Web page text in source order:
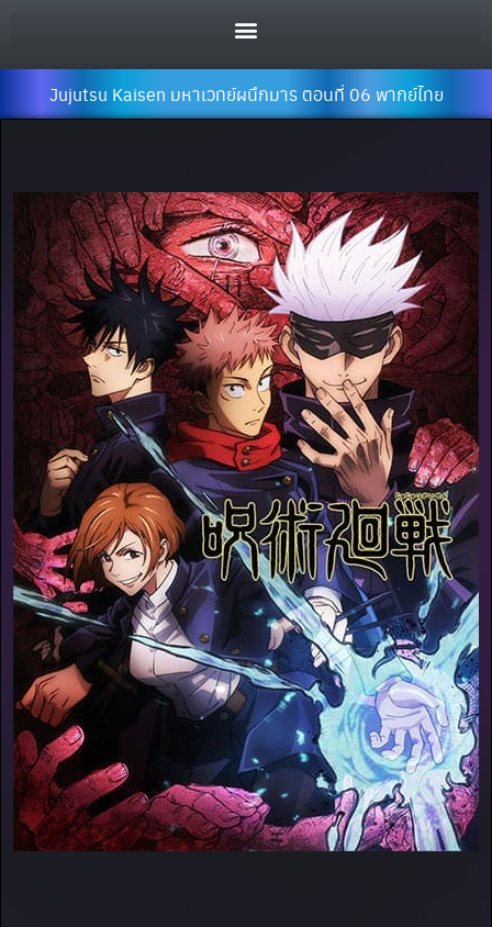
Jujutsu Kaisen มหาเวทย์ผนึกมาร ตอนที่ 06 พากย์ไทย